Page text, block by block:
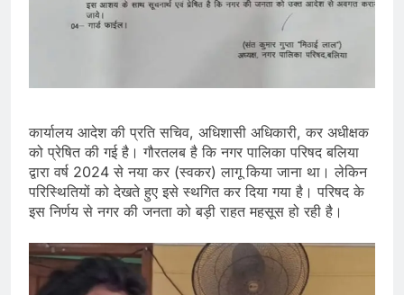
कार्यालय आदेश की प्रति सचिव, अधिशासी अधिकारी, कर अधीक्षक
को प्रेषित की गई है। गौरतलब है कि नगर पालिका परिषद बलिया
द्वारा वर्ष 2024 से नया कर (स्वकर) लागू किया जाना था। लेकिन
परिस्थितियों को देखते हुए इसे स्थगित कर दिया गया है। परिषद के
इस निर्णय से नगर की जनता को बड़ी राहत महसूस हो रही है।